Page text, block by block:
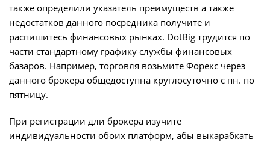
также определили указатель преимуществ а также
недостатков данного посредника получите и
распишитесь финансовых рынках. DotBig трудится по
части стандартному графику службы финансовых
базаров. Например, торговля возьмите Форекс через
данного брокера общедоступна круглосуточно с пн. по
пятницу.
При регистрации дли брокера изучите
индивидуальности обоих платформ, абы выкарабкать